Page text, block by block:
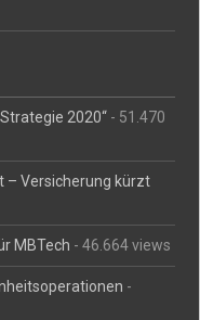
2020“ - 51.470
– Versicherung kürzt
MBTech - 46.664 views
-